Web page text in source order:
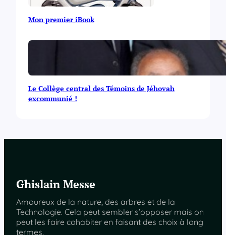
Mon premier iBook
Le Collège central des Témoins de Jéhovah
excommunié !
Ghislain Messe
Amoureux de la nature, des arbres et de la
Technologie. Cela peut sembler s’opposer mais on
peut les faire cohabiter en faisant des choix à long
termes.